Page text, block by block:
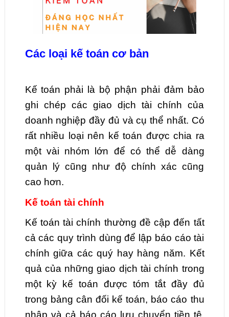
Các loại kế toán cơ bản
Kế toán phải là bộ phận phải đảm bảo
ghi chép các giao dịch tài chính của
doanh nghiệp đầy đủ và cụ thể nhất. Có
rất nhiều loại nên kế toán được chia ra
một vài nhóm lớn để có thể dễ dàng
quản lý cũng như độ chính xác cũng
cao hơn.
Kế toán tài chính
Kế toán tài chính thường đề cập đến tất
cả các quy trình dùng để lập báo cáo tài
chính giữa các quý hay hàng năm. Kết
quả của những giao dịch tài chính trong
một kỳ kế toán được tóm tắt đầy đủ
trong bảng cân đối kế toán, báo cáo thu
nhập và cả báo cáo lưu chuyển tiền tệ.